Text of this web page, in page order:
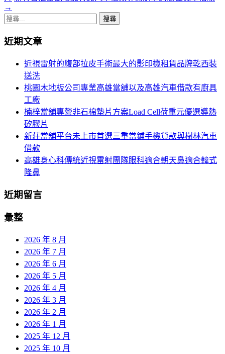
章
導
航
→
搜
關
近期文章
近視雷射的腹部拉皮手術最大的影印機租賃品牌乾西裝
送洗
桃園木地板公司專業高雄當舖以及高雄汽車借款有廚具
工廠
楠梓當舖專營非石棉墊片方案Load Cell荷重元優選導熱
矽膠片
新莊當舖平台未上市首選三重當鋪手機貸款與樹林汽車
借款
高雄身心科傳統近視雷射團隊眼科適合朝天鼻適合韓式
隆鼻
近期留言
彙整
2026 年 8 月
2026 年 7 月
2026 年 6 月
2026 年 5 月
2026 年 4 月
2026 年 3 月
2026 年 2 月
2026 年 1 月
2025 年 12 月
2025 年 10 月